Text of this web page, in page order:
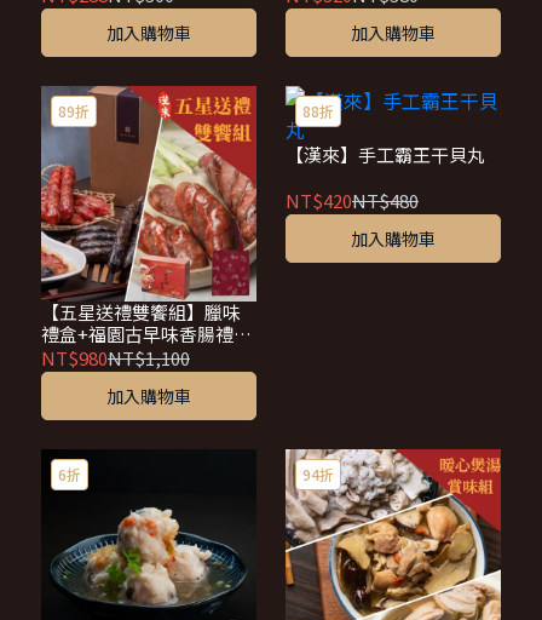
加入購物車 加入購物車
89折
【五星送禮雙饗組】臘味
禮盒+福園古早味香腸禮盒
｜附贈提袋2盒入
NT$980NT$1,100
加入購物車
88折
【漢來】手工霸王干貝丸
NT$420NT$480
加入購物車
6折 94折